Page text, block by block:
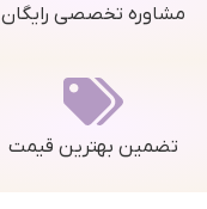
مشاوره تخصصی رایگان
تضمین بهترین قیمت